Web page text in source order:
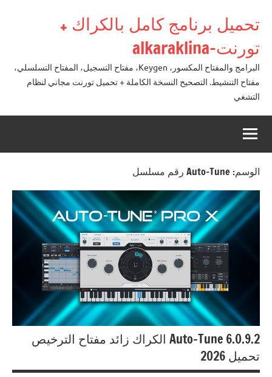
تحميل برنامج كامل بالكراك +
تورنت-alkaraklina
البرامج والمفتاح المكسور، Keygen، مفتاح التسجيل، المفتاح التسلسلي،
مفتاح التنشيط. التصحيح النسخة الكاملة + تحميل تورنت مجاني لنظام
التشغي
الوسم: Auto-Tune رقم مسلسل
Auto-Tune 6.0.9.2 الكراك زائد مفتاح الترخيص
تحميل 2026